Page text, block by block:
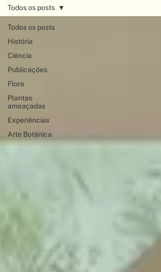
Todos os posts
História
Ciência
Publicações
Flora
Plantas
ameaçadas
Experiências
Arte Botânica
Todos os posts